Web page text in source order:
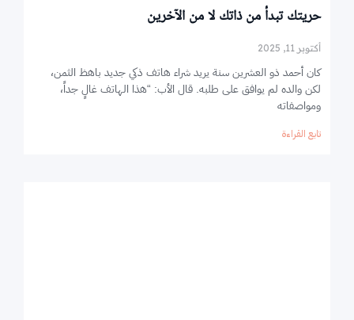
حريتك تبدأ من ذاتك لا من الآخرين
أكتوبر 11, 2025
كان أحمد ذو العشرين سنة يريد شراء هاتف ذكي جديد باهظ الثمن،
لكن والده لم يوافق على طلبه. قال الأب: “هذا الهاتف غالٍ جداً،
ومواصفاته
تابع القراءة